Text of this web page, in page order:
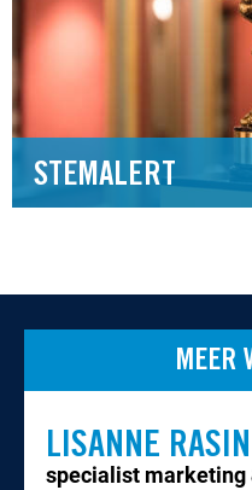
STEMALERT
MEER
LISANNE
specialist marketing